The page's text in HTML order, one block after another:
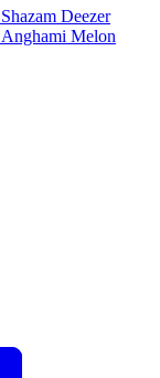
Shazam Deezer
Anghami Melon